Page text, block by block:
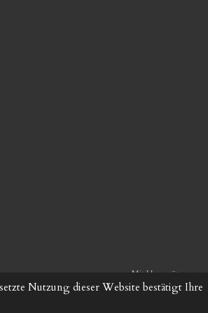
Nutzung dieser Website bestätigt Ihre
Mit Unterstützung von